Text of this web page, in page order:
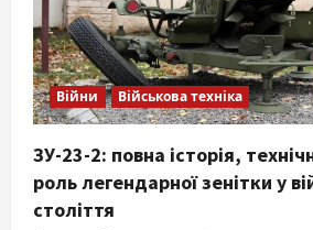
Війни Військова техніка
ЗУ-23-2: повна історія,
роль легендарної зенітки у
століття